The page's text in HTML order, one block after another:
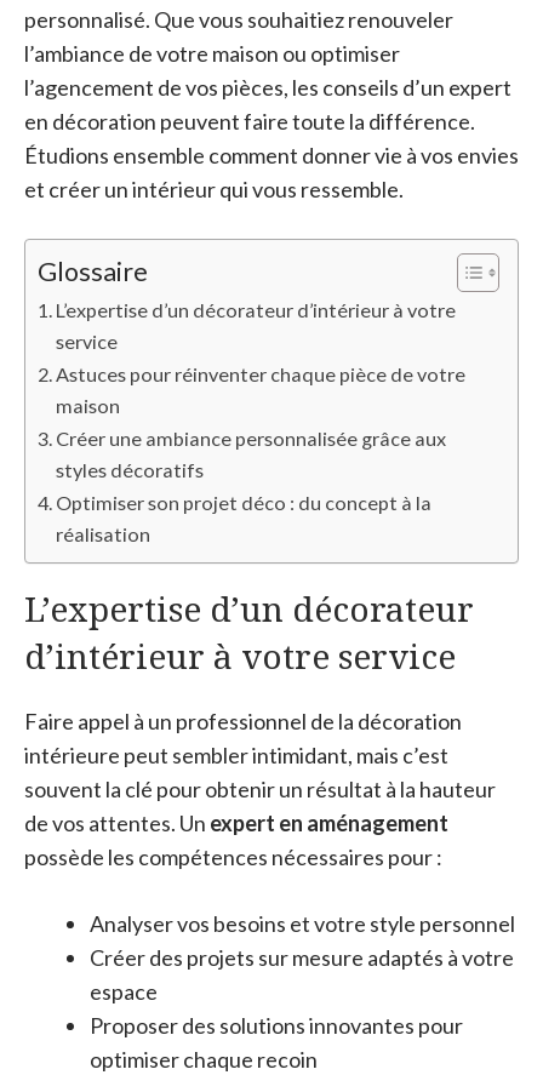
personnalisé. Que vous souhaitiez renouveler
l’ambiance de votre maison ou optimiser
l’agencement de vos pièces, les conseils d’un expert
en décoration peuvent faire toute la différence.
Étudions ensemble comment donner vie à vos envies
et créer un intérieur qui vous ressemble.
Glossaire
L’expertise d’un décorateur d’intérieur à votre
service
Astuces pour réinventer chaque pièce de votre
maison
Créer une ambiance personnalisée grâce aux
styles décoratifs
Optimiser son projet déco : du concept à la
réalisation
L’expertise d’un décorateur
d’intérieur à votre service
Faire appel à un professionnel de la décoration
intérieure peut sembler intimidant, mais c’est
souvent la clé pour obtenir un résultat à la hauteur
de vos attentes. Un expert en aménagement
possède les compétences nécessaires pour :
Analyser vos besoins et votre style personnel
Créer des projets sur mesure adaptés à votre
espace
Proposer des solutions innovantes pour
optimiser chaque recoin